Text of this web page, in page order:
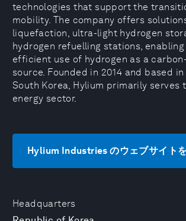
Headquarters
technologies that support the
mobility. The company offers
liquefaction, ultra-light hydrogen
hydrogen refuelling stations,
efficient use of hydrogen as a
source. Founded in 2014 and based
South Korea, Hylium primarily serves
energy sector.
Hylium Industries のウェブサイト